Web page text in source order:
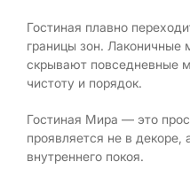
Гостиная плавно
границы зон. Лаконичные
скрывают повседневные
чистоту и порядок.
Гостиная Мира — это
проявляется не в
внутреннего покоя.